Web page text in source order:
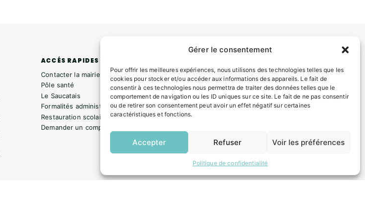
Gérer le consentement
Pour offrir les meilleures expériences, nous utilisons des technologies telles que les
cookies pour stocker et/ou accéder aux informations des appareils. Le fait de
consentir à ces technologies nous permettra de traiter des données telles que le
comportement de navigation ou les ID uniques sur ce site. Le fait de ne pas consentir
ou de retirer son consentement peut avoir un effet négatif sur certaines
caractéristiques et fonctions.
Accepter Refuser Voir les préférences
Politique de confidentialité
ACCÉS RAPIDES
Contacter la mairie
Pôle santé
Le Saucatais
Formalités administratives
Restauration scolaire
Demander un composteur
Mentions légales
Politique de confidentialité
Plan du site